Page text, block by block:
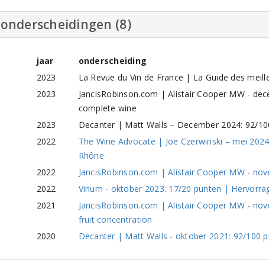
onderscheidingen (8)
jaar
onderscheiding
2023
La Revue du Vin de France | La Guide des
2023
JancisRobinson.com | Alistair Cooper MW -
complete wine
2023
Decanter | Matt Walls – December 2024: 92/
2022
The Wine Advocate | Joe Czerwinski – mei
Rhône
2022
JancisRobinson.com | Alistair Cooper MW -
2022
Vinum - oktober 2023: 17/20 punten |
2021
JancisRobinson.com | Alistair Cooper MW -
fruit concentration
2020
Decanter | Matt Walls - oktober 2021: 92/100